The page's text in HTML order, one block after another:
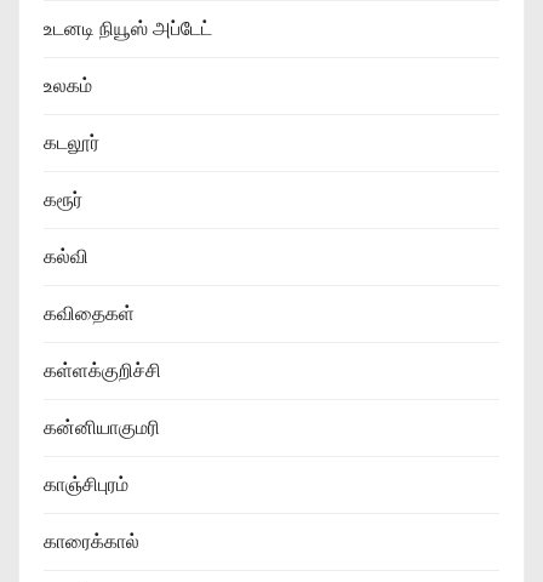
உடனடி நியூஸ் அப்டேட்
உலகம்
கடலூர்
கரூர்
கல்வி
கவிதைகள்
கள்ளக்குறிச்சி
கன்னியாகுமரி
காஞ்சிபுரம்
காரைக்கால்